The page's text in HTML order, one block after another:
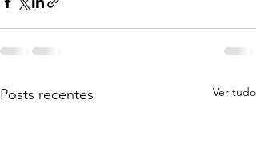
Posts recentes Ver tudo